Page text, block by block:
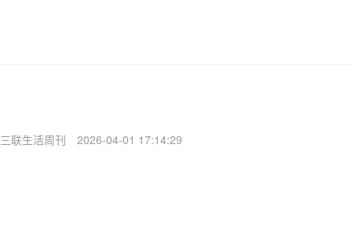
三联生活周刊 2026-04-01 17:14:29